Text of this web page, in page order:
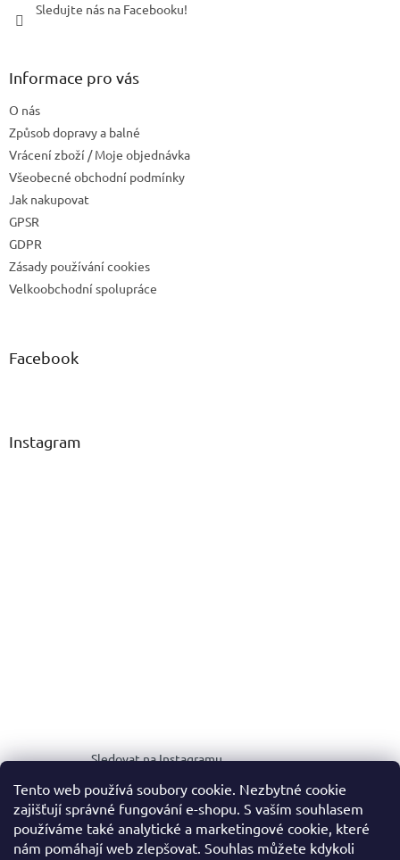
Tento web používá soubory cookie. Nezbytné cookie
zajišťují správné fungování e-shopu. S vaším souhlasem
používáme také analytické a marketingové cookie, které
nám pomáhají web zlepšovat. Souhlas můžete kdykoli
Sledujte nás na Facebooku!
Informace pro vás
O nás
Způsob dopravy a balné
Vrácení zboží / Moje objednávka
Všeobecné obchodní podmínky
Jak nakupovat
GPSR
GDPR
Zásady používání cookies
Velkoobchodní spolupráce
Facebook
Instagram
Sledovat na Instagramu
MEDIA KIT